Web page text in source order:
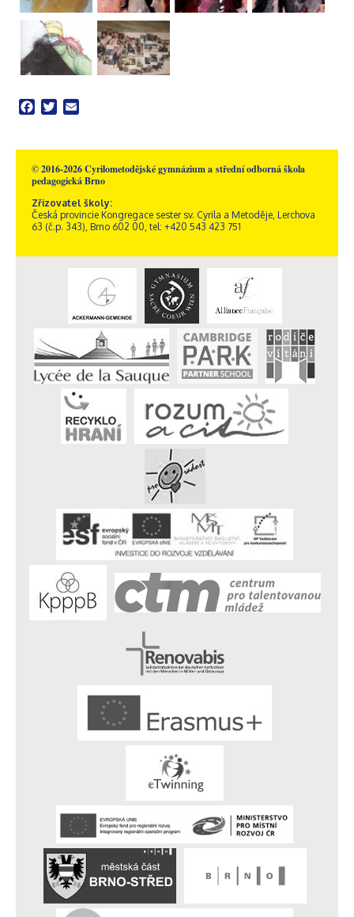
Facebook
Twitter
© 2016-2026 Cyrilometodějské gymnázium a střední odborná škola
pedagogická Brno
Zřizovatel školy:
Česká provincie Kongregace sester sv. Cyrila a Metoděje, Lerchova
63 (č.p. 343), Brno 602 00, tel: +420 543 423 751